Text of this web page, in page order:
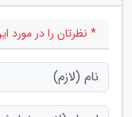
* نظرتان را در مورد